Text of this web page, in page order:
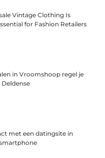
Vintage Clothing Is
for Fashion Retailers
in Vroomshoop regel je
met een datingsite in